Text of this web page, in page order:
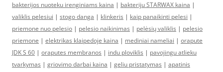
bakterijos nuoteku irenginiams kaina | bakteriju STARWAX kaina |
valiklis pelesiui | stogo danga | klinkeris | kaip panaikinti pelesi |
priemone nuo pelesio | pelesio naikinimas | pelėsių valiklis | pelesio
priemone | elektrikas klaipedoje kaina | mediniai nameliai | orapute
JDK S 60 | oraputes membranos | indu ploviklis | pavojingu atlieku
tvarkymas | griovimo darbai kaina | geliu pristatymas | apatinis